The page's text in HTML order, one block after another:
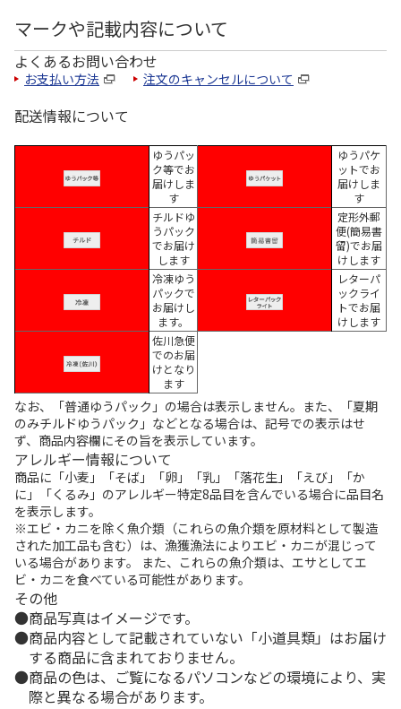
マークや記載内容について
よくあるお問い合わせ
お支払い方法 注文のキャンセルについて
配送情報について
ゆうパッ
ク等でお
届けしま
す
ゆうパケ
ットでお
届けしま
す
チルドゆ
うパック
でお届け
します
定形外郵
便(簡易書
留)でお届
けします
冷凍ゆう
パックで
お届けし
ます。
レターパ
ックライ
トでお届
けします
佐川急便
でのお届
けとなり
ます
なお、「普通ゆうパック」の場合は表示しません。また、「夏期
のみチルドゆうパック」などとなる場合は、記号での表示はせ
ず、商品内容欄にその旨を表示しています。
アレルギー情報について
商品に「小麦」「そば」「卵」「乳」「落花生」「えび」「か
に」「くるみ」のアレルギー特定8品目を含んでいる場合に品目名
を表示します。
※エビ・カニを除く魚介類（これらの魚介類を原材料として製造
された加工品も含む）は、漁獲漁法によりエビ・カニが混じって
いる場合があります。 また、これらの魚介類は、エサとしてエ
ビ・カニを食べている可能性があります。
その他
商品写真はイメージです。
商品内容として記載されていない「小道具類」はお届け
する商品に含まれておりません。
商品の色は、ご覧になるパソコンなどの環境により、実
際と異なる場合があります。